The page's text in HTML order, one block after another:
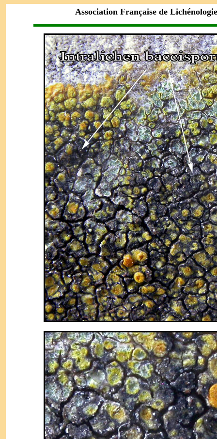
Association Française de Lichénologie